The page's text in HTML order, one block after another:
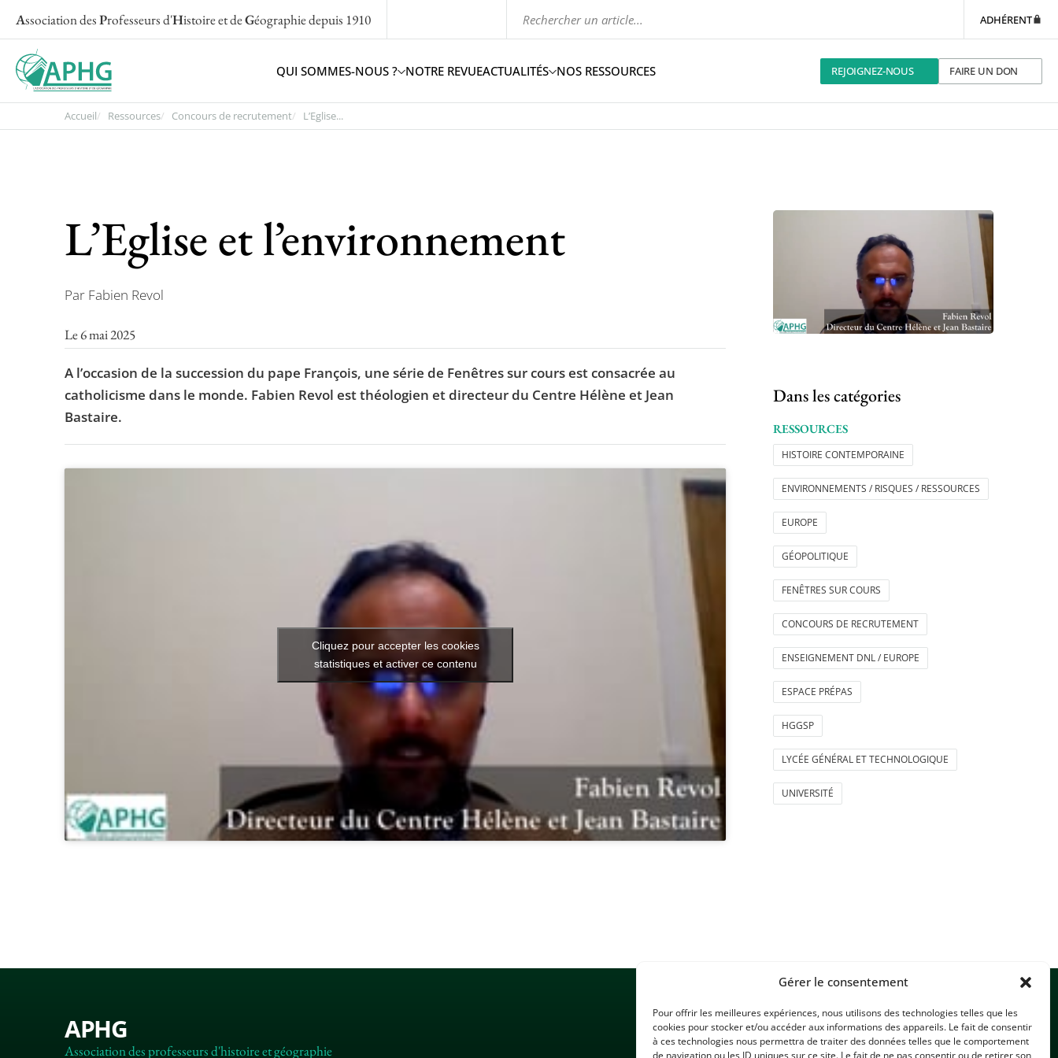
Gérer le consentement
Pour offrir les meilleures expériences, nous utilisons des technologies telles que les
cookies pour stocker et/ou accéder aux informations des appareils. Le fait de consentir
à ces technologies nous permettra de traiter des données telles que le comportement
de navigation ou les ID uniques sur ce site. Le fait de ne pas consentir ou de retirer son
Association desProfesseurs d'Histoire et deGéographiedepuis 1910 ADHÉRENT
QUI SOMMES-NOUS ? NOTRE REVUEACTUALITÉS NOS RESSOURCES REJOIGNEZ-NOUS FAIRE UN DON
Accueil Ressources Concours de recrutement L’Eglise...
L’Eglise et l’environnement
Par Fabien Revol
Le 6 mai 2025
A l’occasion de la succession du pape François, une série de Fenêtres sur cours est consacrée au
catholicisme dans le monde. Fabien Revol est théologien et directeur du Centre Hélène et Jean
Bastaire.
Cliquez pour accepter les cookies
statistiques et activer ce contenu
Dans les catégories
RESSOURCES
HISTOIRE CONTEMPORAINE
ENVIRONNEMENTS / RISQUES / RESSOURCES
EUROPE
GÉOPOLITIQUE
FENÊTRES SUR COURS
CONCOURS DE RECRUTEMENT
ENSEIGNEMENT DNL / EUROPE
ESPACE PRÉPAS
HGGSP
LYCÉE GÉNÉRAL ET TECHNOLOGIQUE
UNIVERSITÉ
APHG
Association des professeurs d'histoire et géographie